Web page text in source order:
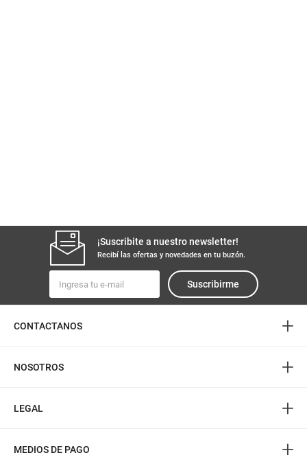
¡Suscribite a nuestro newsletter!
Recibí las ofertas y novedades en tu buzón.
Suscribirme
CONTACTANOS +
NOSOTROS +
LEGAL +
MEDIOS DE PAGO +